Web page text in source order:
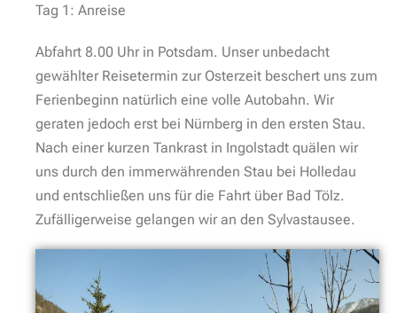
Tag 1: Anreise
Abfahrt 8.00 Uhr in Potsdam. Unser unbedacht
gewählter Reisetermin zur Osterzeit beschert uns zum
Ferienbeginn natürlich eine volle Autobahn. Wir
geraten jedoch erst bei Nürnberg in den ersten Stau.
Nach einer kurzen Tankrast in Ingolstadt quälen wir
uns durch den immerwährenden Stau bei Holledau
und entschließen uns für die Fahrt über Bad Tölz.
Zufälligerweise gelangen wir an den Sylvastausee.